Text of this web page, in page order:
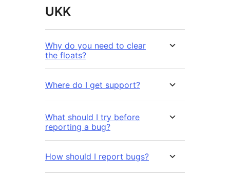
UKK
Why do you need to clear
the floats?
Where do I get support?
What should I try before
reporting a bug?
How should I report bugs?